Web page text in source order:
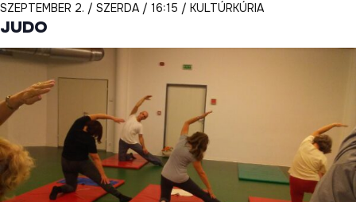
SZEPTEMBER 2. / SZERDA / 16:15 / KULTÚRKÚRIA
JUDO